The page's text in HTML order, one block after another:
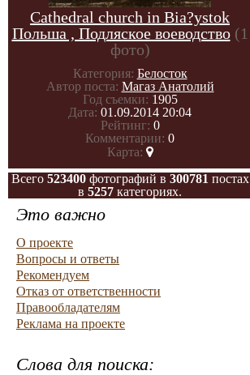
Cathedral сhurch in Bia?ystok
Польша , Подляское воеводство (1
фото)
Категория: Белосток
Автор поста: Магаз Анатолий
Год съемки: 1905
Дата: 01.09.2014 20:04
Рейтинг: 0
Комментарии: 0
Карта:
Всего 523400фотографий в 300781 постах
в 5257 категориях.
Это важно
О проекте
Вопросы и ответы
Рекомендуем
Отказ от ответственности
Правообладателям
Реклама на проекте
Слова для поиска: